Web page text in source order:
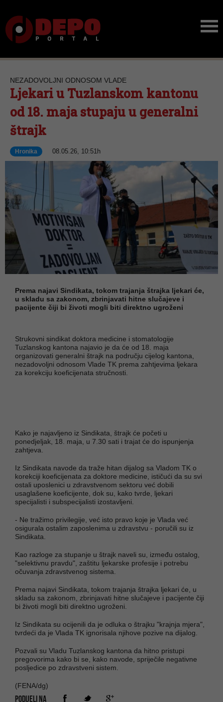
NEZADOVOLJNI ODNOSOM VLADE
Ljekari u Tuzlanskom kantonu
od 18. maja stupaju u generalni
štrajk
Hronika 08.05.26, 10:51h
Prema najavi Sindikata, tokom trajanja štrajka ljekari će,
u skladu sa zakonom, zbrinjavati hitne slučajeve i
pacijente čiji bi životi mogli biti direktno ugroženi
Strukovni sindikat doktora medicine i stomatologije
Tuzlanskog kantona najavio je da će od 18. maja
organizovati generalni štrajk na području cijelog kantona,
nezadovoljni odnosom Vlade TK prema zahtjevima ljekara
za korekciju koeficijenata stručnosti.
Kako je najavljeno iz Sindikata, štrajk će početi u
ponedjeljak, 18. maja, u 7.30 sati i trajat će do ispunjenja
zahtjeva.
Iz Sindikata navode da traže hitan dijalog sa Vladom TK o
korekciji koeficijenata za doktore medicine, ističući da su svi
ostali uposlenici u zdravstvenom sektoru već dobili
usaglašene koeficijente, dok su, kako tvrde, ljekari
specijalisti i subspecijalisti izostavljeni.
- Ne tražimo privilegije, već isto pravo koje je Vlada već
osigurala ostalim zaposlenima u zdravstvu - poručili su iz
Sindikata.
Kao razloge za stupanje u štrajk naveli su, između ostalog,
"selektivnu pravdu", zaštitu ljekarske profesije i potrebu
očuvanja zdravstvenog sistema.
Prema najavi Sindikata, tokom trajanja štrajka ljekari će, u
skladu sa zakonom, zbrinjavati hitne slučajeve i pacijente čiji
bi životi mogli biti direktno ugroženi.
Iz Sindikata su ocijenili da je odluka o štrajku "krajnja mjera",
tvrdeći da je Vlada TK ignorisala njihove pozive na dijalog.
Pozvali su Vladu Tuzlanskog kantona da hitno pristupi
pregovorima kako bi se, kako navode, spriječile negativne
posljedice po zdravstveni sistem.
(FENA/dg)
PODIJELI NA